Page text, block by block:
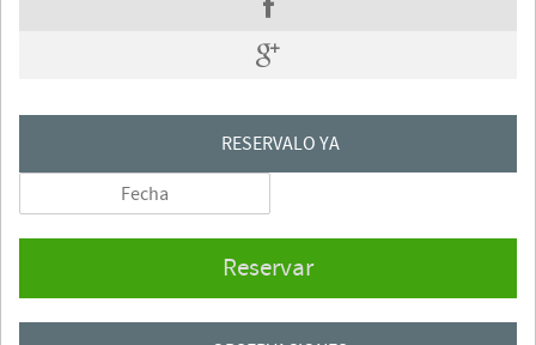
RESERVALO YA
Reservar